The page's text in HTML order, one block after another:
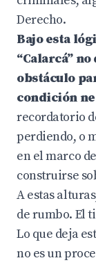
Derecho.
Bajo esta
“Calarcá”
obstáculo
condición
recordatorio
perdiendo, o
en el marco
construirse
A estas
de rumbo. El
Lo que deja
no es un